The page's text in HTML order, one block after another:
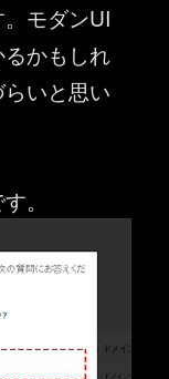
モダンUI
かもしれ
いと思い
。